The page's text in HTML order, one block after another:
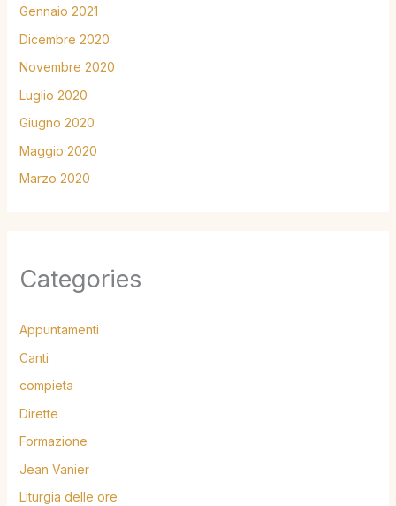
Gennaio 2021
Dicembre 2020
Novembre 2020
Luglio 2020
Giugno 2020
Maggio 2020
Marzo 2020
Categories
Appuntamenti
Canti
compieta
Dirette
Formazione
Jean Vanier
Liturgia delle ore